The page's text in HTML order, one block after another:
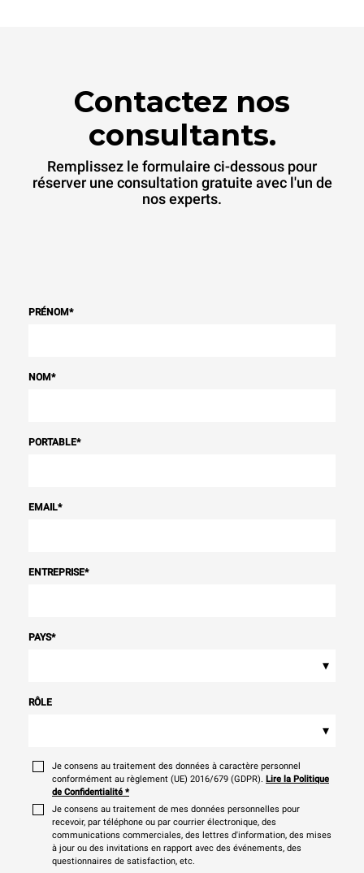
Contactez nos
consultants.
Remplissez le formulaire ci-dessous pour
réserver une consultation gratuite avec l'un de
nos experts.
PRÉNOM*
NOM*
PORTABLE*
EMAIL*
ENTREPRISE*
PAYS*
▾
RÔLE
▾
Je consens au traitement des données à caractère personnel
conformément au règlement (UE) 2016/679 (GDPR). Lire la Politique
de Confidentialité *
Je consens au traitement de mes données personnelles pour
recevoir, par téléphone ou par courrier électronique, des
communications commerciales, des lettres d'information, des mises
à jour ou des invitations en rapport avec des événements, des
questionnaires de satisfaction, etc.